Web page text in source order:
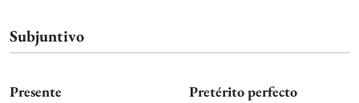
Subjuntivo
Presente Pretérito perfecto